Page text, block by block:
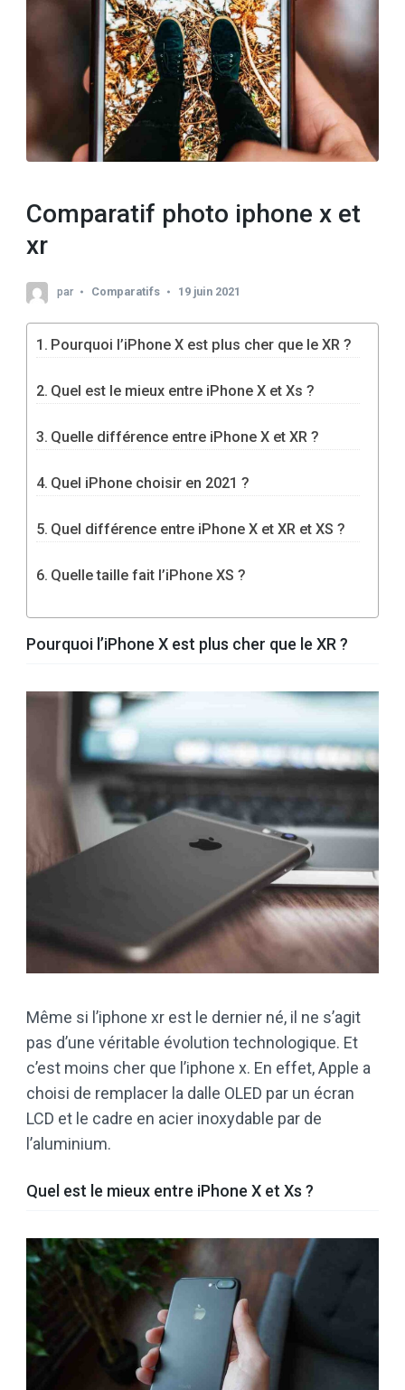
Comparatif photo iphone x et
xr
par Comparatifs 19 juin 2021
Pourquoi l’iPhone X est plus cher que le XR ?
Quel est le mieux entre iPhone X et Xs ?
Quelle différence entre iPhone X et XR ?
Quel iPhone choisir en 2021 ?
Quel différence entre iPhone X et XR et XS ?
Quelle taille fait l’iPhone XS ?
Pourquoi l’iPhone X est plus cher que le XR ?
Même si l’iphone xr est le dernier né, il ne s’agit
pas d’une véritable évolution technologique. Et
c’est moins cher que l’iphone x. En effet, Apple a
choisi de remplacer la dalle OLED par un écran
LCD et le cadre en acier inoxydable par de
l’aluminium.
Quel est le mieux entre iPhone X et Xs ?